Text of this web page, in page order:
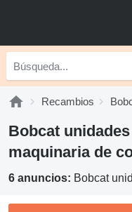
Recambios
Bobcat
maquinaria de
6 anuncios: Bobcat